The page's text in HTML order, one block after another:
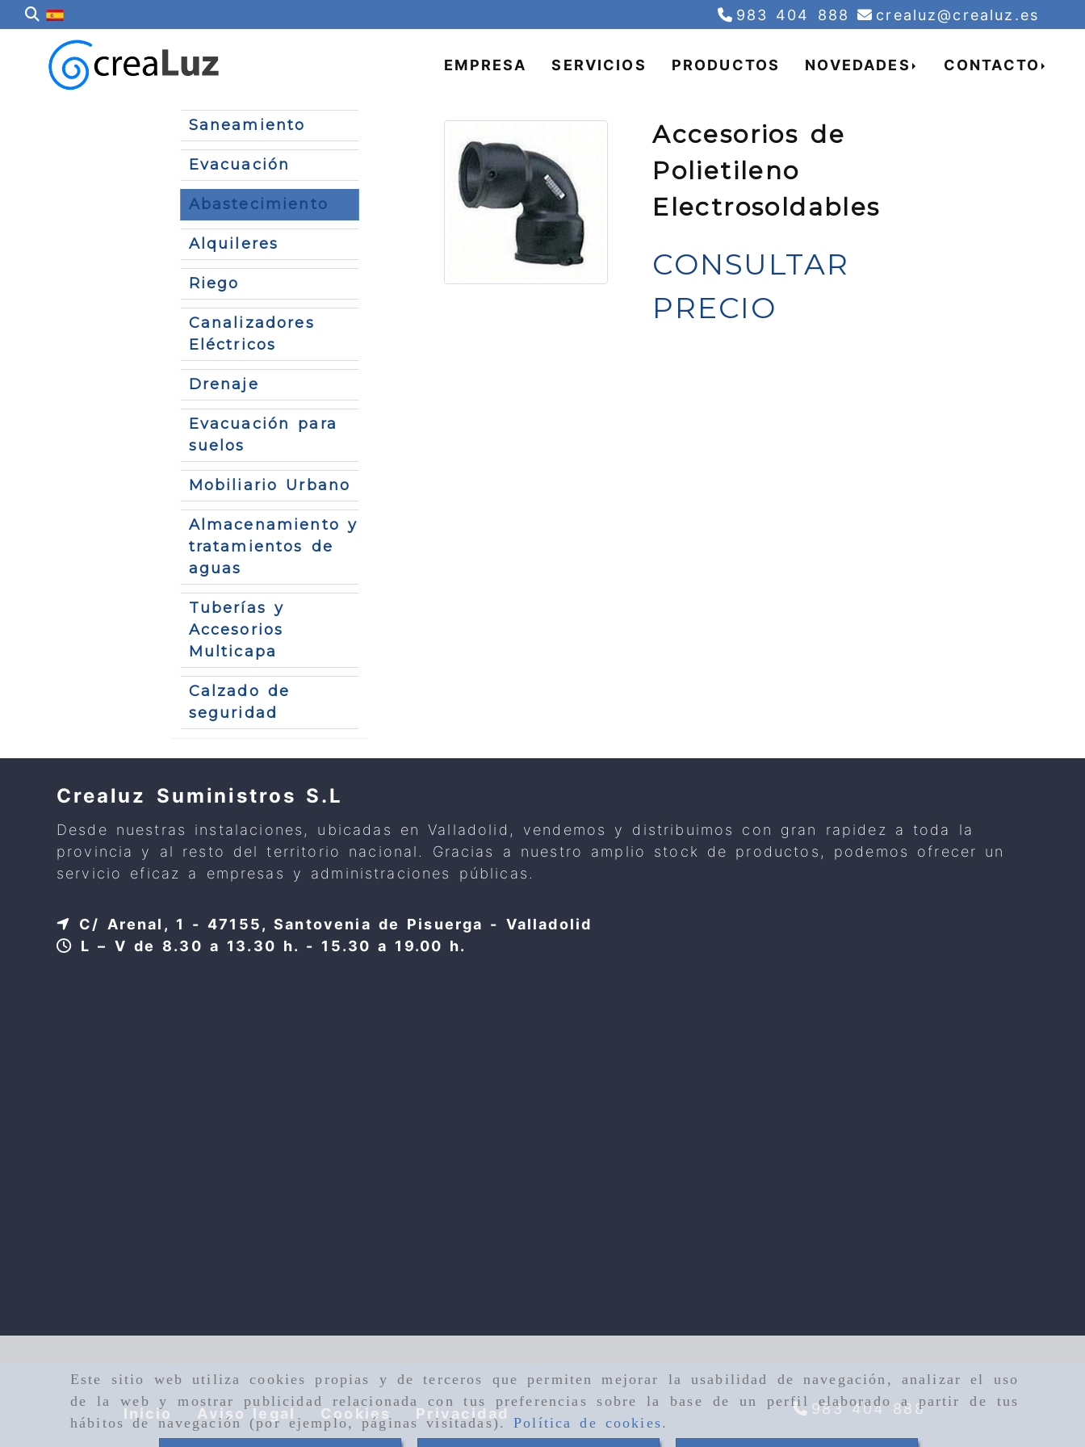
Este sitio web utiliza cookies propias y de terceros que permiten mejorar la usabilidad de navegación, analizar el uso
de la web y mostrar publicidad relacionada con tus preferencias sobre la base de un perfil elaborado a partir de tus
hábitos de navegación (por ejemplo, páginas visitadas).Política de cookies.
983 404 888 crealuz crealuz.es
EMPRESA SERVICIOS PRODUCTOS NOVEDADES CONTACTO
Saneamiento
Evacuación
Abastecimiento
Alquileres
Riego
Canalizadores
Eléctricos
Drenaje
Evacuación para
suelos
Mobiliario Urbano
Almacenamiento y
tratamientos de
aguas
Tuberías y
Accesorios
Multicapa
Calzado de
seguridad
Accesorios de
Polietileno
Electrosoldables
CONSULTAR
PRECIO
Crealuz Suministros S.L
Desde nuestras instalaciones, ubicadas en Valladolid, vendemos y distribuimos con gran rapidez a toda la
provincia y al resto del territorio nacional. Gracias a nuestro amplio stock de productos, podemos ofrecer un
servicio eficaz a empresas y administraciones públicas.
C/ Arenal, 1 - 47155, Santovenia de Pisuerga - Valladolid
L – V de 8.30 a 13.30 h. - 15.30 a 19.00 h.
Inicio Aviso legal Cookies Privacidad 983 404 888